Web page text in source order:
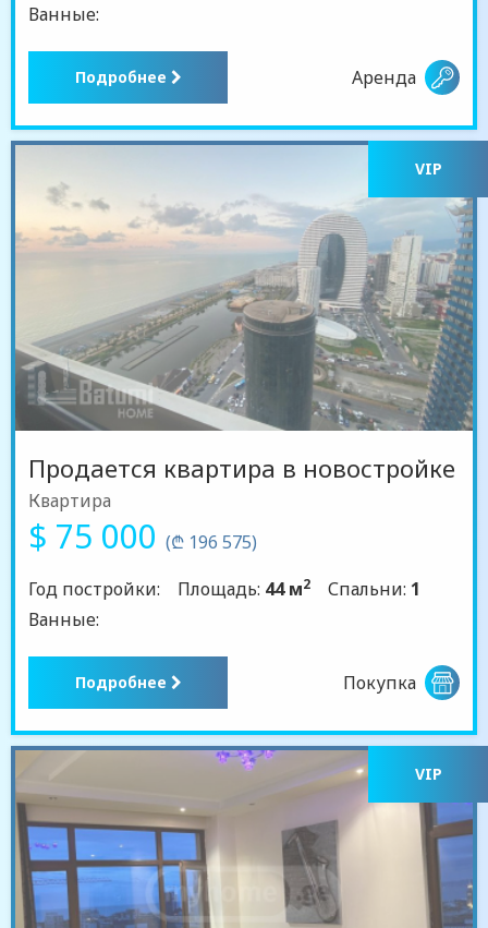
Ванные:
Подробнее Аренда
VIP
Продается квартира в новостройке
Квартира
$ 75 000 (₾ 196 575)
Год постройки:
Площадь: 44 м2 Спальни: 1
Ванные:
Подробнее Покупка
VIP